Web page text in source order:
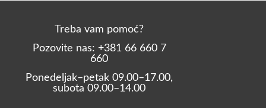
Treba vam pomoć?
Pozovite nas: +381 66 660 7
660
Ponedeljak–petak 09.00–17.00,
subota 09.00–14.00